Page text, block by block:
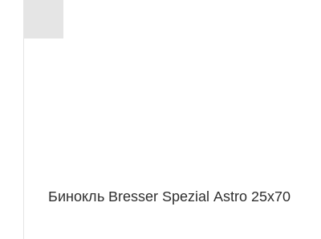
Бинокль Bresser Spezial Astro 25x70